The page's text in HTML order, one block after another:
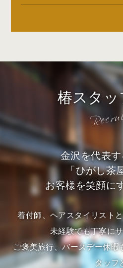
椿スタッ
金沢を代表
「ひがし茶
お客様を笑顔に
着付師、ヘアスタイリスト
未経験でも丁寧に
ご褒美旅行、バースデー休暇
タッフ